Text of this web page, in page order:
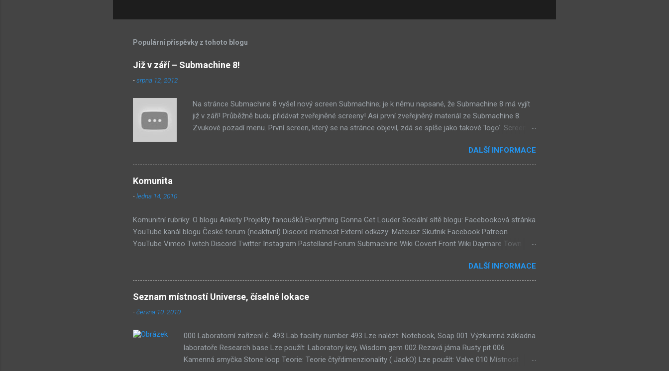
Populární příspěvky z tohoto blogu
Již v září – Submachine 8!
-srpna 12, 2012
Na stránce Submachine 8 vyšel nový screen Submachine; je k němu napsané, že Submachine 8 má vyjít
již v září! Průběžně budu přidávat zveřejněné screeny! Asi první zveřejněný materiál ze Submachine 8.
Zvukové pozadí menu. První screen, který se na stránce objevil, zdá se spíše jako takové 'logo'. Screen
jako systém padacího mostu v DaymareTown 1 ( stránka sub8 ) Screen, který se objevil jako ikona her na
PastelPortal.com, vypadá to snad že vystoupíme z Liziny lodi, ovšem v páte vrstě (čili jiné dimenzi) a co
DALŠÍ INFORMACE
Komunita
-ledna 14, 2010
Komunitní rubriky: O blogu Ankety Projekty fanoušků Everything Gonna Get Louder Sociální sítě blogu: Facebooková stránka
YouTube kanál blogu České forum (neaktivní) Discord místnost Externí odkazy: Mateusz Skutnik Facebook Patreon
YouTube Vimeo Twitch Discord Twitter Instagram Pastelland Forum Submachine Wiki Covert Front Wiki Daymare Town
Submachine 8: The Plan (161) Submachine 10: The Exit (93) Submachine 9: The Temple (89) Přicházejí "Čtenářské Ankety"!
(74) Submachine 6 v sobotu? (70) Submachine: 32 Chambers (65) Covert Front 4: Spark of Life (Neaktuální) (54) Kulturní
vlivy #1: UVB-76 (49) Pod tímto článkem probíhá všeobecná diskuze
DALŠÍ INFORMACE
Seznam místností Universe, číselné lokace
-června 10, 2010
000 Laboratorní zařízení č. 493 Lab facility number 493 Lze nalézt: Notebook, Soap 001 Výzkumná základna
laboratoře Research base Lze použít: Laboratory key, Wisdom gem 002 Rezavá jáma Rusty pit 006
Kamenná smyčka Stone loop Teorie: Teorie čtyřdimenzionality ( JackO) Lze použít: Valve 010 Místnost